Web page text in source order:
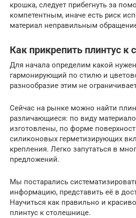
крошка, следует прибегнуть за
компетентным, иначе есть риск
материал неправильным
Как прикрепить плинтус к
Для начала определим какой
гармонирующий по стилю и
разнообразие этим не
Сейчас на рынке можно найти
различающиеся: по виду
изготовлены, по форме
силиконовых герметизирующих
крепления. Легко запутаться в
предложений.
Мы постарались
информацию, представить её в
Научиться как правильно и
плинтус к столешнице.